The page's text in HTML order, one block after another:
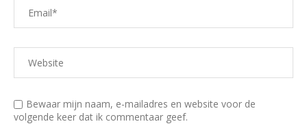
Bewaar mijn naam, e-mailadres en website voor de
volgende keer dat ik commentaar geef.